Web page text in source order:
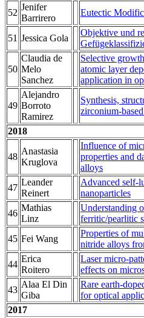
52
Jenifer
Barrirero
Eutectic
51 Jessica Gola
Objektive und
50
Claudia de
Melo
Sanchez
Selective
atomic layer
application in
49
Alejandro
Borroto
Ramirez
Synthesis,
zirconium-
2018
48
Anastasia
Kruglova
Influence of
properties and
alloys
47
Leander
Reinert
Advanced self-
nanoparticles
46
Mathias
Linz
Understanding
ferritic/pearlitic
45 Fei Wang
Properties of
nitride alloys
44
Erica
Roitero
Laser micro-
effects on
43
Alaa El Din
Giba
Rare earth-
for optical
2017